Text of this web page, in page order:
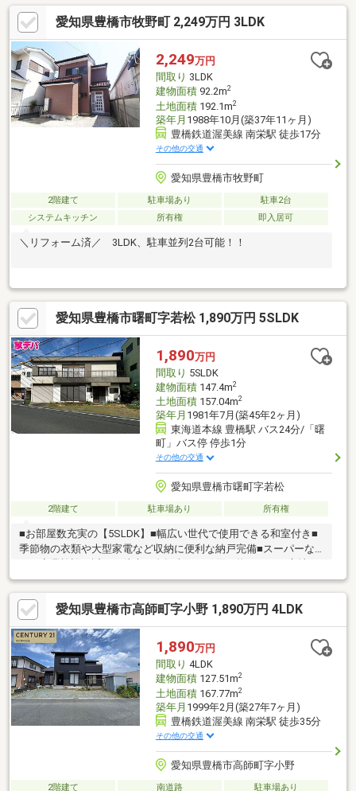
愛知県豊橋市牧野町 2,249万円 3LDK
2,249万円
間取り 3LDK
建物面積92.2m2
土地面積192.1m2
築年月 1988年10月(築37年11ヶ月)
豊橋鉄道渥美線 南栄駅 徒歩17分
その他の交通
愛知県豊橋市牧野町
2階建て 駐車場あり
駐車2台
システムキッチン
所有権 即入居可
＼リフォーム済／ 3LDK、駐車並列2台可能！！
愛知県豊橋市曙町字若松 1,890万円 5SLDK
1,890万円
間取り 5SLDK
建物面積147.4m2
土地面積157.04m2
築年月 1981年7月(築45年2ヶ月)
東海道本線 豊橋駅 バス24分/「曙
町」バス停 停歩1分
その他の交通
愛知県豊橋市曙町字若松
2階建て 駐車場あり 所有権
■お部屋数充実の【5SLDK】■幅広い世代で使用できる和室付き■
季節物の衣類や大型家電など収納に便利な納戸完備■スーパーな
バス停まで徒歩1分！
愛知県豊橋市高師町字小野 1,890万円 4LDK
1,890万円
間取り 4LDK
建物面積127.51m2
土地面積167.77m2
築年月 1999年2月(築27年7ヶ月)
豊橋鉄道渥美線 南栄駅 徒歩35分
その他の交通
愛知県豊橋市高師町字小野
2階建て 南道路
駐車場あり